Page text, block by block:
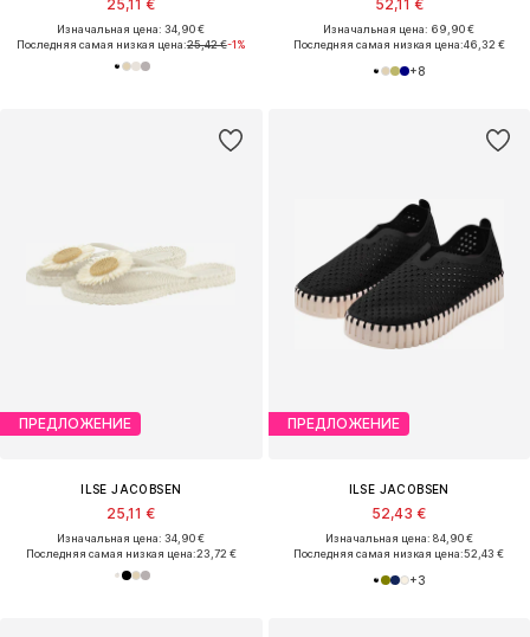
25,11 €
Изначальная цена: 34,90 €
Последняя самая низкая цена:25,42 €-1%
52,11 €
Изначальная цена: 69,90 €
Последняя самая низкая цена:46,32 €
+8
ПРЕДЛОЖЕНИЕ
ILSE JACOBSEN
25,11 €
Изначальная цена: 34,90 €
Последняя самая низкая цена:23,72 €
ПРЕДЛОЖЕНИЕ
ILSE JACOBSEN
52,43 €
Изначальная цена: 84,90 €
Последняя самая низкая цена:52,43 €
+3